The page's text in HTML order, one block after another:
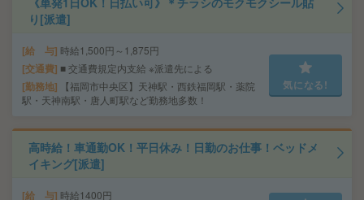
り[派遣]
給 与 時給1,500円～1,875円
交通費 ■ 交通費規定内支給 ※派遣先による
勤務地
【福岡市中央区】天神駅・西鉄福岡駅・薬院
駅・天神南駅・唐人町駅など勤務地多数！
気になる!
高時給！車通勤OK！平日休み！日勤のお仕事！ベッドメ
イキング[派遣]
給 与 時給1400円